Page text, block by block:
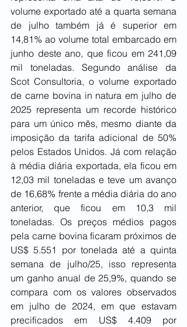
volume exportado até a quarta semana
de julho também já é superior em
14,81% ao volume total embarcado em
junho deste ano, que ficou em 241,09
mil toneladas. Segundo análise da
Scot Consultoria, o volume exportado
de carne bovina in natura em julho de
2025 representa um recorde histórico
para um único mês, mesmo diante da
imposição da tarifa adicional de 50%
pelos Estados Unidos. Já com relação
à média diária exportada, ela ficou em
12,03 mil toneladas e teve um avanço
de 16,68% frente a média diária do ano
anterior, que ficou em 10,3 mil
toneladas. Os preços médios pagos
pela carne bovina ficaram próximos de
US$ 5.551 por tonelada até a quinta
semana de julho/25, isso representa
um ganho anual de 25,9%, quando se
compara com os valores observados
em julho de 2024, em que estavam
precificados em US$ 4.409 por